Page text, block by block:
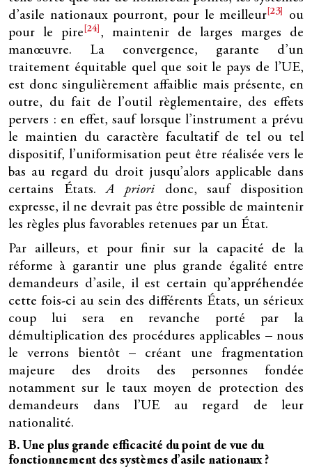
d’asile nationaux pourront, pour le meilleur [23]
ou
pour le pire [24] , maintenir de larges marges de
manœuvre. La convergence, garante d’un
traitement équitable quel que soit le pays de l’UE,
est donc singulièrement affaiblie mais présente, en
outre, du fait de l’outil règlementaire, des effets
pervers : en effet, sauf lorsque l’instrument a prévu
le maintien du caractère facultatif de tel ou tel
dispositif, l’uniformisation peut être réalisée vers le
bas au regard du droit jusqu’alors applicable dans
certains États.A priori donc, sauf disposition
expresse, il ne devrait pas être possible de maintenir
les règles plus favorables retenues par un État.
Par ailleurs, et pour finir sur la capacité de la
réforme à garantir une plus grande égalité entre
demandeurs d’asile, il est certain qu’appréhendée
cette fois-ci au sein des différents États, un sérieux
coup lui sera en revanche porté par la
démultiplication des procédures applicables – nous
le verrons bientôt – créant une fragmentation
majeure des droits des personnes fondée
notamment sur le taux moyen de protection des
demandeurs dans l’UE au regard de leur
nationalité.
B. Une plus grande efficacité du point de vue du
fonctionnement des systèmes d’asile nationaux ?